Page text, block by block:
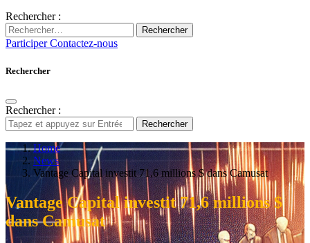
Rechercher :
Rechercher
ParticiperContactez-nous
Rechercher
Rechercher :
Rechercher
Home
News
Vantage Capital investit 71,6 millions $ dans Camusat
Vantage Capital investit 71,6 millions $
dans Camusat